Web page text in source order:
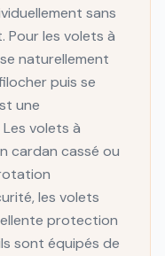
sans
Pour les volets à
naturellement
puis se
une
volets à
cardan cassé ou
les volets
protection
sont équipés de